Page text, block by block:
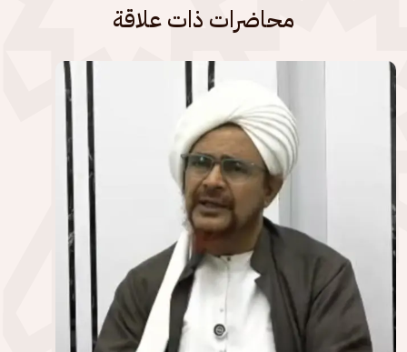
محاضرات ذات علاقة
الصورة